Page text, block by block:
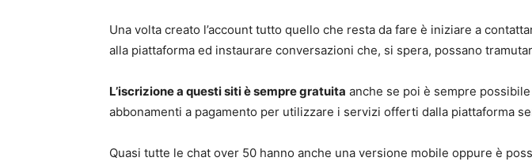
Una volta creato l’account tutto quello che resta da fare è iniziare a
alla piattaforma ed instaurare conversazioni che, si spera, possano
L’iscrizione a questi siti è sempre gratuita anche se poi è sempre
abbonamenti a pagamento per utilizzare i servizi offerti dalla piattaforma
Quasi tutte le chat over 50 hanno anche una versione mobile oppure è